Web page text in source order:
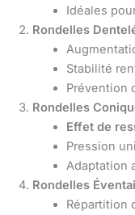
Idéales
Rondelles
Stabilité
Prévention
Rondelles
Effet de
Pression
Adaptation
Rondelles
Répartition